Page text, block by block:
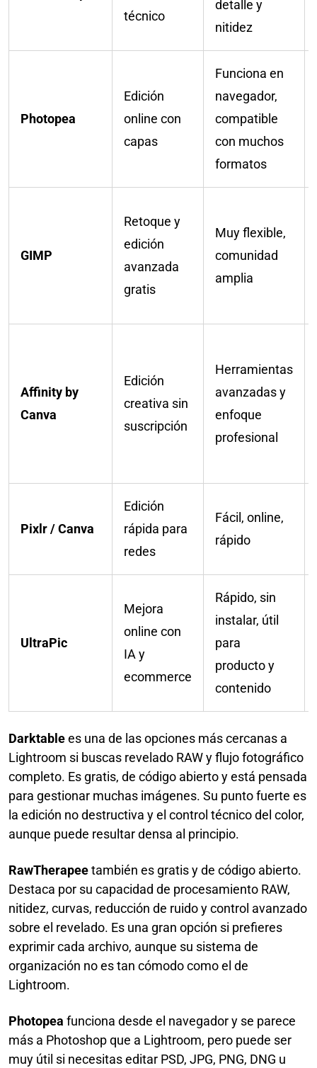
técnico
detalle y
nitidez
Photopea
Edición
online con
capas
Funciona en
navegador,
compatible
con muchos
formatos
GIMP
Retoque y
edición
avanzada
gratis
Muy flexible,
comunidad
amplia
Affinity by
Canva
Edición
creativa sin
suscripción
Herramientas
avanzadas y
enfoque
profesional
Pixlr / Canva
Edición
rápida para
redes
Fácil, online,
rápido
UltraPic
Mejora
online con
IA y
ecommerce
Rápido, sin
instalar, útil
para
producto y
contenido
Darktablees una de las opciones más cercanas a
Lightroom si buscas revelado RAW y flujo fotográfico
completo. Es gratis, de código abierto y está pensada
para gestionar muchas imágenes. Su punto fuerte es
la edición no destructiva y el control técnico del color,
aunque puede resultar densa al principio.
RawTherapeetambién es gratis y de código abierto.
Destaca por su capacidad de procesamiento RAW,
nitidez, curvas, reducción de ruido y control avanzado
sobre el revelado. Es una gran opción si prefieres
exprimir cada archivo, aunque su sistema de
organización no es tan cómodo como el de
Lightroom.
Photopea funciona desde el navegador y se parece
más a Photoshop que a Lightroom, pero puede ser
muy útil si necesitas editar PSD, JPG, PNG, DNG u